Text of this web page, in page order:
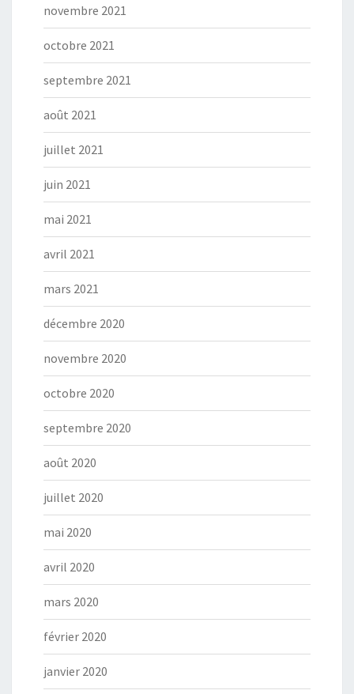
novembre 2021
octobre 2021
septembre 2021
août 2021
juillet 2021
juin 2021
mai 2021
avril 2021
mars 2021
décembre 2020
novembre 2020
octobre 2020
septembre 2020
août 2020
juillet 2020
mai 2020
avril 2020
mars 2020
février 2020
janvier 2020